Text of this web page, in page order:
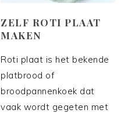
ZELF ROTI PLAAT
MAKEN
Roti plaat is het bekende
platbrood of
broodpannenkoek dat
vaak wordt gegeten met